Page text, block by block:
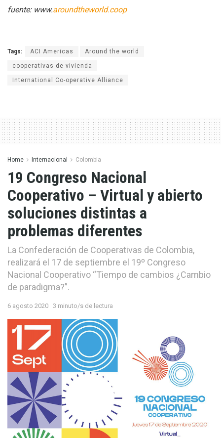
fuente: www.aroundtheworld.coop
Tags: ACI Americas Around the world
cooperativas de vivienda
International Co-operative Alliance
Home Internacional Colombia
19 Congreso Nacional
Cooperativo – Virtual y abierto
soluciones distintas a
problemas diferentes
La Confederación de Cooperativas de Colombia,
realizará el 17 de septiembre el 19º Congreso
Nacional Cooperativo “Tiempo de cambios ¿Cambio
de paradigma?”.
6 agosto 2020 3 minuto/s de lectura